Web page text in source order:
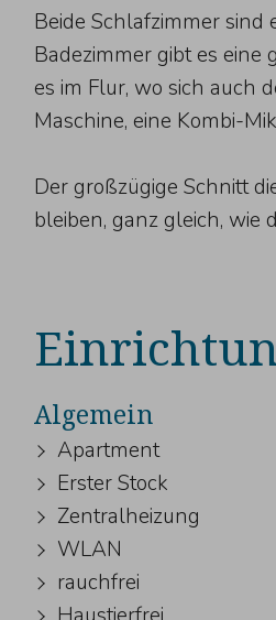
Beide Schlafzimmer
Badezimmer gibt es eine
es im Flur, wo sich auch
Maschine, eine Kombi-
Der großzügige Schnitt
bleiben, ganz gleich, wie
Algemein
Apartment
Erster Stock
Zentralheizung
WLAN
rauchfrei